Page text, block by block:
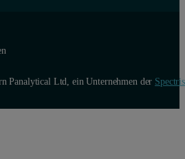
Panalytical Ltd, ein Unternehmen der Spectris